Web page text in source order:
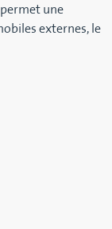
une
externes, le